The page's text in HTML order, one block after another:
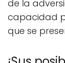
de la
capacidad
que se